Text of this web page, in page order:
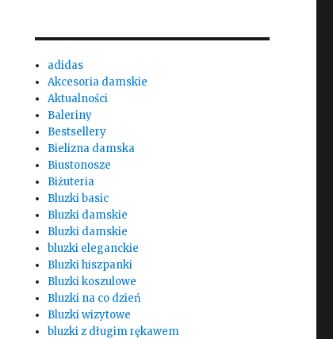
adidas
Akcesoria damskie
Aktualności
Baleriny
Bestsellery
Bielizna damska
Biustonosze
Biżuteria
Bluzki basic
Bluzki damskie
Bluzki damskie
bluzki eleganckie
Bluzki hiszpanki
Bluzki koszulowe
Bluzki na co dzień
Bluzki wizytowe
bluzki z długim rękawem